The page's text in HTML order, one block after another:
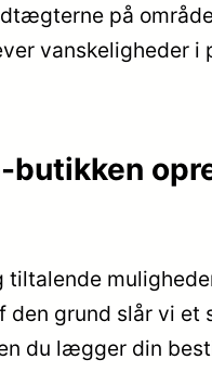
på
vanskeligheder i
butikken
grund slår vi et
du lægger din